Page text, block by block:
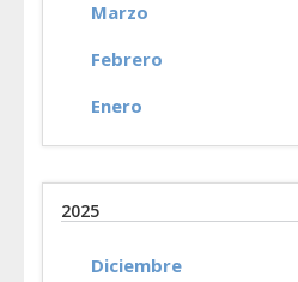
Marzo
Febrero
Enero
2025
Diciembre